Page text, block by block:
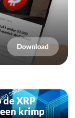
XRP
krimp